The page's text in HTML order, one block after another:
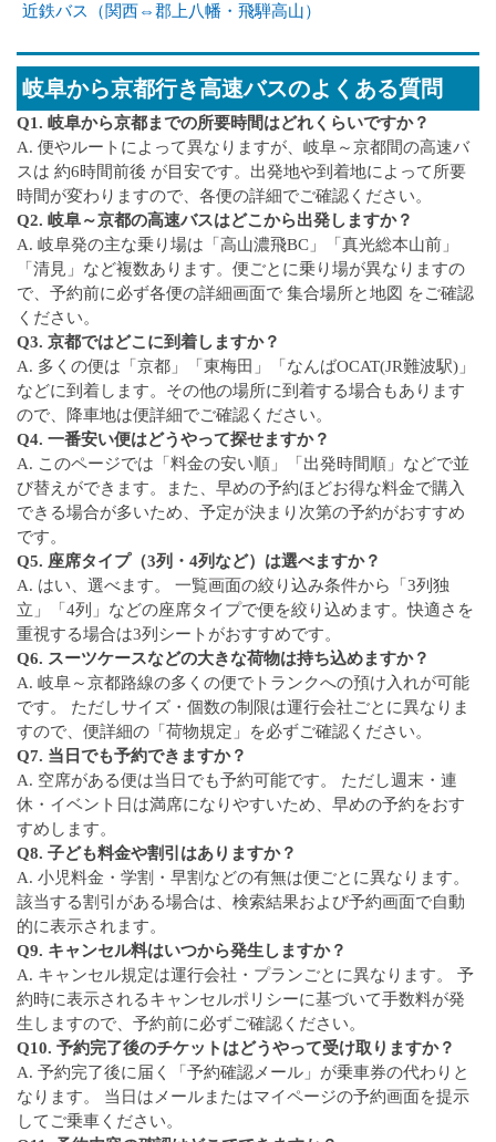
近鉄バス（関西⇔郡上八幡・飛騨高山）
岐阜から京都行き高速バスのよくある質問
Q1. 岐阜から京都までの所要時間はどれくらいですか？
A. 便やルートによって異なりますが、岐阜～京都間の高速バ
スは 約6時間前後 が目安です。出発地や到着地によって所要
時間が変わりますので、各便の詳細でご確認ください。
Q2. 岐阜～京都の高速バスはどこから出発しますか？
A. 岐阜発の主な乗り場は「高山濃飛BC」「真光総本山前」
「清見」など複数あります。便ごとに乗り場が異なりますの
で、予約前に必ず各便の詳細画面で 集合場所と地図 をご確認
ください。
Q3. 京都ではどこに到着しますか？
A. 多くの便は「京都」「東梅田」「なんばOCAT(JR難波駅)」
などに到着します。その他の場所に到着する場合もあります
ので、降車地は便詳細でご確認ください。
Q4. 一番安い便はどうやって探せますか？
A. このページでは「料金の安い順」「出発時間順」などで並
び替えができます。また、早めの予約ほどお得な料金で購入
できる場合が多いため、予定が決まり次第の予約がおすすめ
です。
Q5. 座席タイプ（3列・4列など）は選べますか？
A. はい、選べます。 一覧画面の絞り込み条件から「3列独
立」「4列」などの座席タイプで便を絞り込めます。快適さを
重視する場合は3列シートがおすすめです。
Q6. スーツケースなどの大きな荷物は持ち込めますか？
A. 岐阜～京都路線の多くの便でトランクへの預け入れが可能
です。 ただしサイズ・個数の制限は運行会社ごとに異なりま
すので、便詳細の「荷物規定」を必ずご確認ください。
Q7. 当日でも予約できますか？
A. 空席がある便は当日でも予約可能です。 ただし週末・連
休・イベント日は満席になりやすいため、早めの予約をおす
すめします。
Q8. 子ども料金や割引はありますか？
A. 小児料金・学割・早割などの有無は便ごとに異なります。
該当する割引がある場合は、検索結果および予約画面で自動
的に表示されます。
Q9. キャンセル料はいつから発生しますか？
A. キャンセル規定は運行会社・プランごとに異なります。 予
約時に表示されるキャンセルポリシーに基づいて手数料が発
生しますので、予約前に必ずご確認ください。
Q10. 予約完了後のチケットはどうやって受け取りますか？
A. 予約完了後に届く「予約確認メール」が乗車券の代わりと
なります。 当日はメールまたはマイページの予約画面を提示
してご乗車ください。